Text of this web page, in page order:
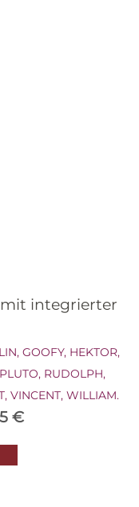
mit integrierter
GOOFY, HEKTOR,
RUDOLPH,
VINCENT, WILLIAM.
€